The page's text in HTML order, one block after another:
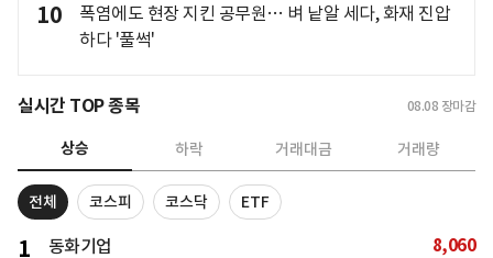
10
폭염에도 현장 지킨 공무원… 벼 낱알 세다, 화재 진압
하다 '풀썩'
실시간 TOP 종목 08.08 장마감
상승 하락 거래대금 거래량
전체 코스피 코스닥 ETF
1 동화기업 8,060